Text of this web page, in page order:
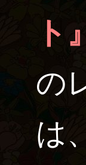
ト
の
は、